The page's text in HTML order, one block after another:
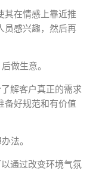
其在情感上靠近推
员感兴趣，然后再
做生意。
解客户真正的需求
备好规范和有价值
法。
通过改变环境气氛